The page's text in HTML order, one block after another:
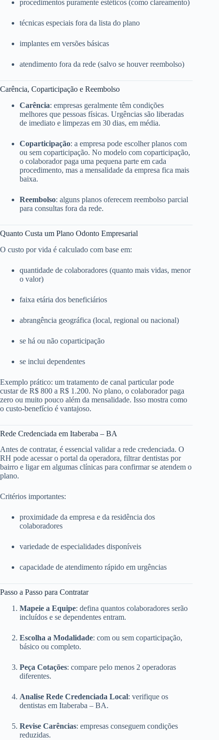
procedimentos puramente estéticos (como clareamento)
técnicas especiais fora da lista do plano
implantes em versões básicas
atendimento fora da rede (salvo se houver reembolso)
Carência, Coparticipação e Reembolso
Carência: empresas geralmente têm condições
melhores que pessoas físicas. Urgências são liberadas
de imediato e limpezas em 30 dias, em média.
Coparticipação: a empresa pode escolher planos com
ou sem coparticipação. No modelo com coparticipação,
o colaborador paga uma pequena parte em cada
procedimento, mas a mensalidade da empresa fica mais
baixa.
Reembolso: alguns planos oferecem reembolso parcial
para consultas fora da rede.
Quanto Custa um Plano Odonto Empresarial
O custo por vida é calculado com base em:
quantidade de colaboradores (quanto mais vidas, menor
o valor)
faixa etária dos beneficiários
abrangência geográfica (local, regional ou nacional)
se há ou não coparticipação
se inclui dependentes
Exemplo prático: um tratamento de canal particular pode
custar de R$ 800 a R$ 1.200. No plano, o colaborador paga
zero ou muito pouco além da mensalidade. Isso mostra como
o custo-benefício é vantajoso.
Rede Credenciada em Itaberaba – BA
Antes de contratar, é essencial validar a rede credenciada. O
RH pode acessar o portal da operadora, filtrar dentistas por
bairro e ligar em algumas clínicas para confirmar se atendem o
plano.
Critérios importantes:
proximidade da empresa e da residência dos
colaboradores
variedade de especialidades disponíveis
capacidade de atendimento rápido em urgências
Passo a Passo para Contratar
Mapeie a Equipe: defina quantos colaboradores serão
incluídos e se dependentes entram.
Escolha a Modalidade: com ou sem coparticipação,
básico ou completo.
Peça Cotações: compare pelo menos 2 operadoras
diferentes.
Analise Rede Credenciada Local: verifique os
dentistas em Itaberaba – BA.
Revise Carências: empresas conseguem condições
reduzidas.